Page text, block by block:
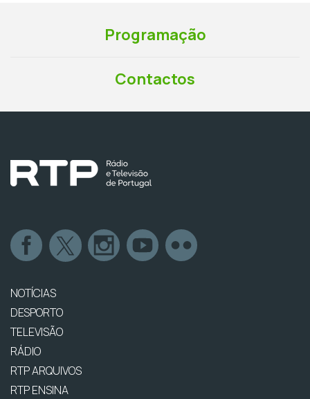
Programação
Contactos
NOTÍCIAS
DESPORTO
TELEVISÃO
RÁDIO
RTP ARQUIVOS
RTP ENSINA